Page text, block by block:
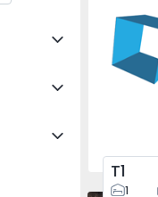
Águas
T1
1